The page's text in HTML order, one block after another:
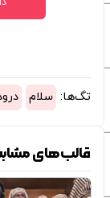
تگ‌ها: سلام
قالب‌های